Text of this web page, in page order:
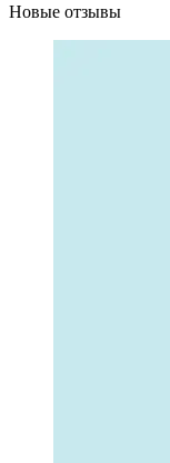
Новые отзывы